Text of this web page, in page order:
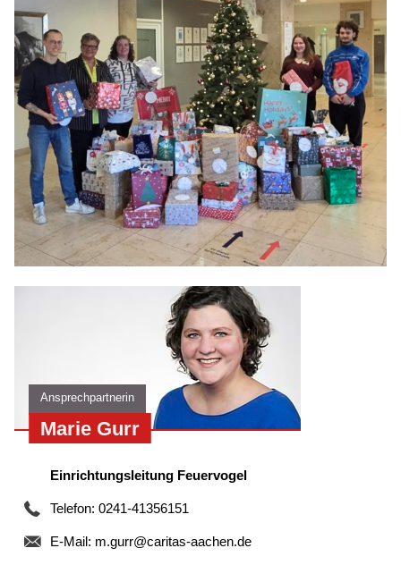
Ansprechpartnerin
Marie Gurr
Einrichtungsleitung Feuervogel
Telefon: 0241-41356151
E-Mail: m.gurr@caritas-aachen.de